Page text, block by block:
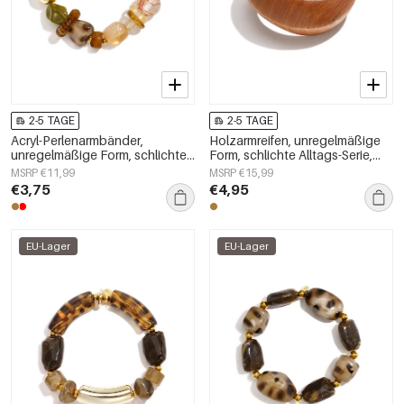
2-5 TAGE
Acryl-Perlenarmbänder,
unregelmäßige Form, schlichte
Alltagsserie, Damenschmuck
MSRP €11,99
€3,75
2-5 TAGE
Holzarmreifen, unregelmäßige
Form, schlichte Alltags-Serie,
Damenschmuck
MSRP €15,99
€4,95
EU-Lager EU-Lager